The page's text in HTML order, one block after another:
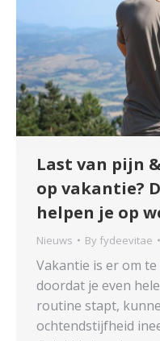
Last van pijn
op vakantie?
helpen je op
Nieuws By fydeevitae
Vakantie is er om
doordat je even
routine stapt,
ochtendstijfheid